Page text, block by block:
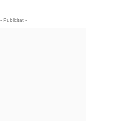
- Publicitat -